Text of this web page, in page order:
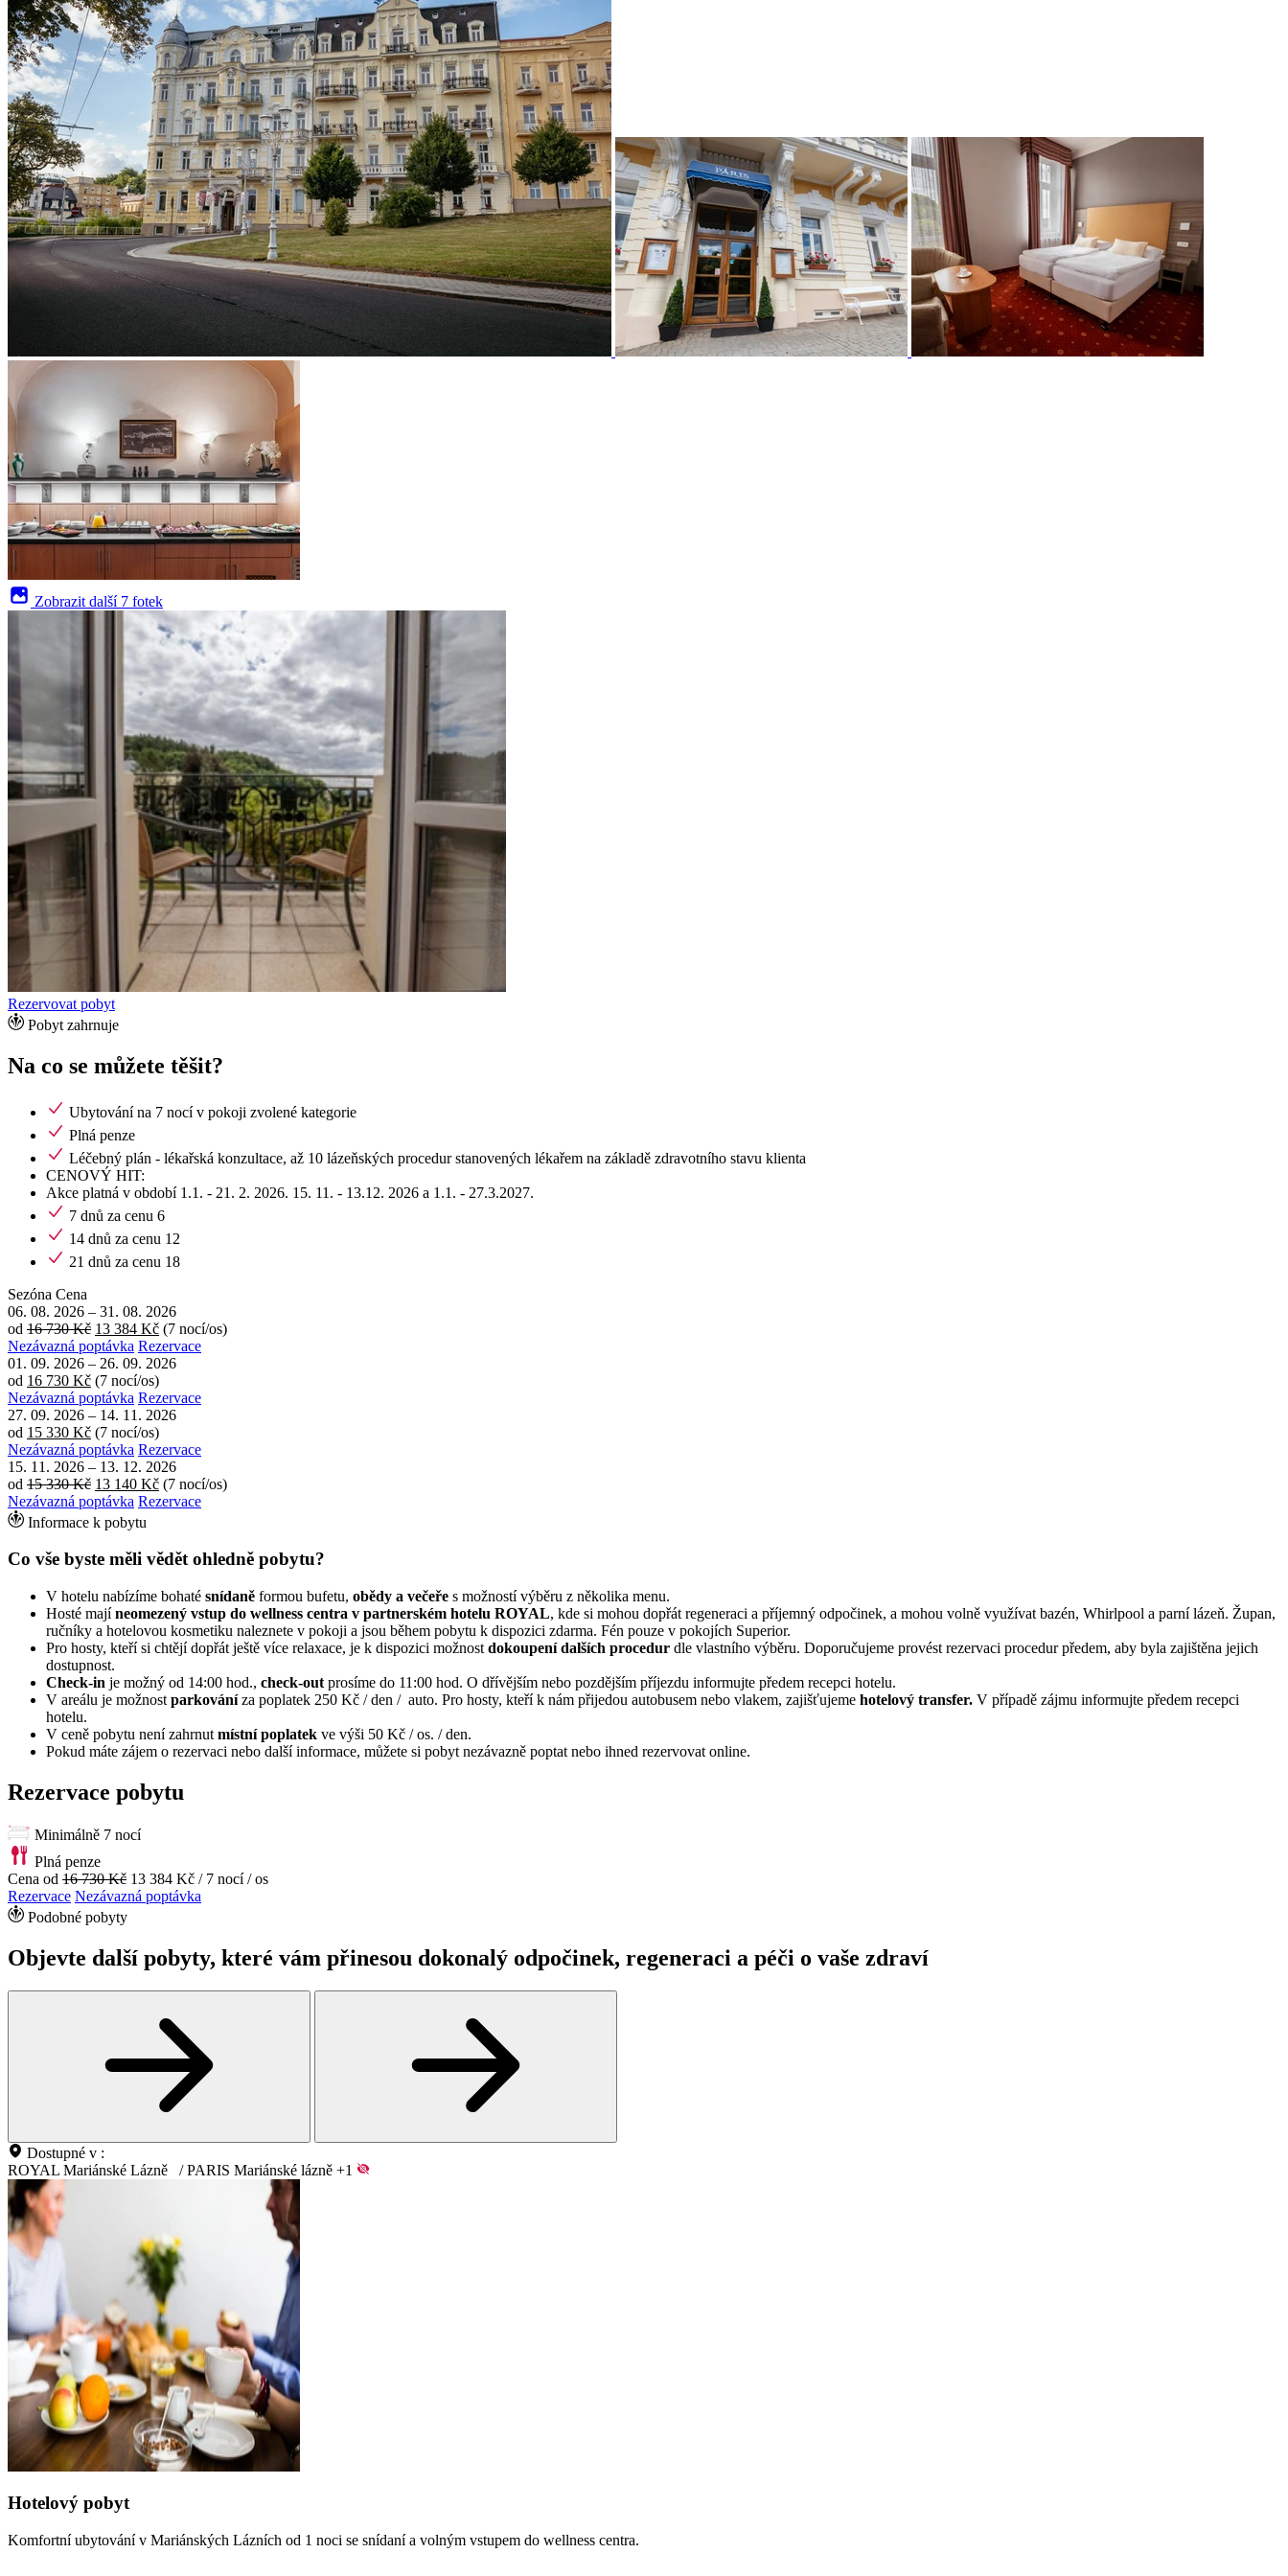
Zobrazit další 7 fotek
Rezervovat pobyt
Pobyt zahrnuje
Na co se můžete těšit?
Ubytování na 7 nocí v pokoji zvolené kategorie
Plná penze
Léčebný plán - lékařská konzultace, až 10 lázeňských procedur stanovených lékařem na základě zdravotního stavu klienta
CENOVÝ HIT:
Akce platná v období 1.1. - 21. 2. 2026. 15. 11. - 13.12. 2026 a 1.1. - 27.3.2027.
7 dnů za cenu 6
14 dnů za cenu 12
21 dnů za cenu 18
Sezóna Cena
06. 08. 2026 – 31. 08. 2026
od 16 730 Kč 13 384 Kč (7 nocí/os)
Nezávazná poptávka Rezervace
01. 09. 2026 – 26. 09. 2026
od 16 730 Kč (7 nocí/os)
Nezávazná poptávka Rezervace
27. 09. 2026 – 14. 11. 2026
od 15 330 Kč (7 nocí/os)
Nezávazná poptávka Rezervace
15. 11. 2026 – 13. 12. 2026
od 15 330 Kč 13 140 Kč (7 nocí/os)
Nezávazná poptávka Rezervace
Informace k pobytu
Co vše byste měli vědět ohledně pobytu?
V hotelu nabízíme bohaté snídaně formou bufetu, obědy a večeře s možností výběru z několika menu.
Hosté majíneomezený vstup do wellness centra v partnerském hotelu ROYAL, kde si mohou dopřát regeneraci a příjemný odpočinek, a mohou volně využívat bazén, Whirlpool a parní lázeň. Župan,
ručníky a hotelovou kosmetiku naleznete v pokoji a jsou během pobytu k dispozici zdarma. Fén pouze v pokojích Superior.
Pro hosty, kteří si chtějí dopřát ještě více relaxace, je k dispozici možnost dokoupení dalších procedur dle vlastního výběru. Doporučujeme provést rezervaci procedur předem, aby byla zajištěna jejich
dostupnost.
Check-in je možný od 14:00 hod., check-out prosíme do 11:00 hod. O dřívějším nebo pozdějším příjezdu informujte předem recepci hotelu.
V areálu je možnost parkováníza poplatek 250 Kč / den / auto. Pro hosty, kteří k nám přijedou autobusem nebo vlakem, zajišťujeme hotelový transfer. V případě zájmu informujte předem recepci
hotelu.
V ceně pobytu není zahrnut místní poplatek ve výši 50 Kč / os. / den.
Pokud máte zájem o rezervaci nebo další informace, můžete si pobyt nezávazně poptat nebo ihned rezervovat online.
Rezervace pobytu
Minimálně 7 nocí
Plná penze
Cena od 16 730 Kč 13 384 Kč / 7 nocí / os
Rezervace Nezávazná poptávka
Podobné pobyty
Objevte další pobyty, které vám přinesou dokonalý odpočinek, regeneraci a péči o vaše zdraví
Dostupné v :
ROYAL Mariánské Lázně
/ PARIS Mariánské lázně +1
Hotelový pobyt
Komfortní ubytování v Mariánských Lázních od 1 noci se snídaní a volným vstupem do wellness centra.